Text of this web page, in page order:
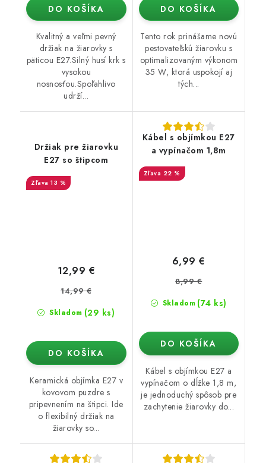
DO KOŠÍKA
Kvalitný a veľmi pevný
držiak na žiarovky s
päticou E27.Silný husí krk s
vysokou
nosnosťou.Spoľahlivo
udrží...
DO KOŠÍKA
Tento rok prinášame novú
pestovateľskú žiarovku s
optimalizovaným výkonom
35 W, ktorá uspokojí aj
tých...
Držiak pre žiarovku
E27 so štipcom
13 %
Skladom (29 ks)
12,99 €
14,99 €
DO KOŠÍKA
Keramická objímka E27 v
kovovom puzdre s
pripevnením na štipci. Ide
o flexibilný držiak na
žiarovky so...
Kábel s objímkou E27
a vypínačom 1,8m
22 %
Skladom (74 ks)
6,99 €
8,99 €
DO KOŠÍKA
Kábel s objímkou E27 a
vypínačom o dĺžke 1,8 m,
je jednoduchý spôsob pre
zachytenie žiarovky do...